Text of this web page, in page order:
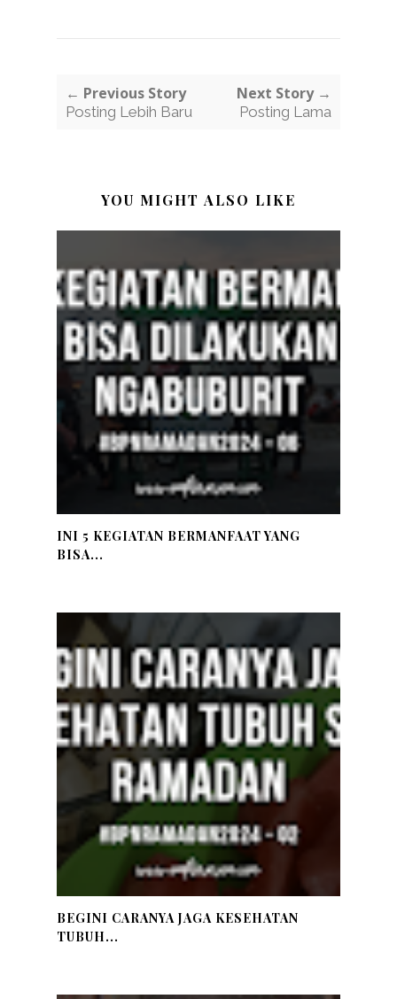
← Previous Story
Posting Lebih Baru
Next Story →
Posting Lama
YOU MIGHT ALSO LIKE
INI 5 KEGIATAN BERMANFAAT YANG
BISA...
BEGINI CARANYA JAGA KESEHATAN
TUBUH...